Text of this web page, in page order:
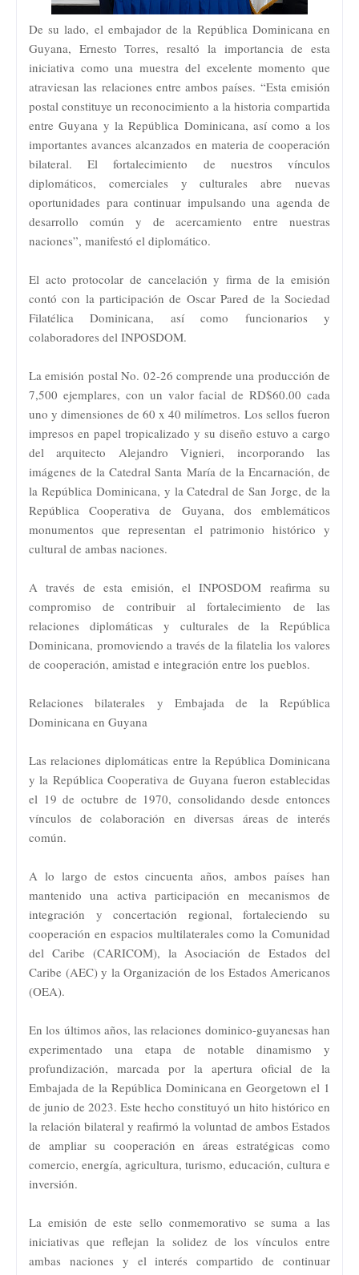
De su lado, el embajador de la República Dominicana en
Guyana, Ernesto Torres, resaltó la importancia de esta
iniciativa como una muestra del excelente momento que
atraviesan las relaciones entre ambos países. “Esta emisión
postal constituye un reconocimiento a la historia compartida
entre Guyana y la República Dominicana, así como a los
importantes avances alcanzados en materia de cooperación
bilateral. El fortalecimiento de nuestros vínculos
diplomáticos, comerciales y culturales abre nuevas
oportunidades para continuar impulsando una agenda de
desarrollo común y de acercamiento entre nuestras
naciones”, manifestó el diplomático.
El acto protocolar de cancelación y firma de la emisión
contó con la participación de Oscar Pared de la Sociedad
Filatélica Dominicana, así como funcionarios y
colaboradores del INPOSDOM.
La emisión postal No. 02-26 comprende una producción de
7,500 ejemplares, con un valor facial de RD$60.00 cada
uno y dimensiones de 60 x 40 milímetros. Los sellos fueron
impresos en papel tropicalizado y su diseño estuvo a cargo
del arquitecto Alejandro Vignieri, incorporando las
imágenes de la Catedral Santa María de la Encarnación, de
la República Dominicana, y la Catedral de San Jorge, de la
República Cooperativa de Guyana, dos emblemáticos
monumentos que representan el patrimonio histórico y
cultural de ambas naciones.
A través de esta emisión, el INPOSDOM reafirma su
compromiso de contribuir al fortalecimiento de las
relaciones diplomáticas y culturales de la República
Dominicana, promoviendo a través de la filatelia los valores
de cooperación, amistad e integración entre los pueblos.
Relaciones bilaterales y Embajada de la República
Dominicana en Guyana
Las relaciones diplomáticas entre la República Dominicana
y la República Cooperativa de Guyana fueron establecidas
el 19 de octubre de 1970, consolidando desde entonces
vínculos de colaboración en diversas áreas de interés
común.
A lo largo de estos cincuenta años, ambos países han
mantenido una activa participación en mecanismos de
integración y concertación regional, fortaleciendo su
cooperación en espacios multilaterales como la Comunidad
del Caribe (CARICOM), la Asociación de Estados del
Caribe (AEC) y la Organización de los Estados Americanos
(OEA).
En los últimos años, las relaciones dominico-guyanesas han
experimentado una etapa de notable dinamismo y
profundización, marcada por la apertura oficial de la
Embajada de la República Dominicana en Georgetown el 1
de junio de 2023. Este hecho constituyó un hito histórico en
la relación bilateral y reafirmó la voluntad de ambos Estados
de ampliar su cooperación en áreas estratégicas como
comercio, energía, agricultura, turismo, educación, cultura e
inversión.
La emisión de este sello conmemorativo se suma a las
iniciativas que reflejan la solidez de los vínculos entre
ambas naciones y el interés compartido de continuar